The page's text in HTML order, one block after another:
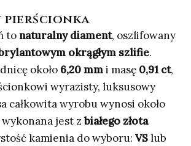
pierścionka
tonaturalny diament, oszlifowany
okrągłym szlifie.
około 6,20 mmi masę 0,91 ct,
wyrazisty, luksusowy
całkowita wyrobu wynosi około
wykonana jest zbiałego złota
kamienia do wyboru: VSlub